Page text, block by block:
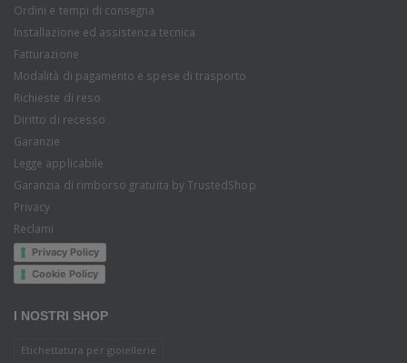
Ordini e tempi di consegna
Installazione ed assistenza tecnica
Fatturazione
Modalità di pagamento e spese di trasporto
Richieste di reso
Diritto di recesso
Garanzie
Legge applicabile
Garanzia di rimborso gratuita by TrustedShop
Privacy
Reclami
Privacy Policy
Cookie Policy
I NOSTRI SHOP
Etichettatura per gioiellerie